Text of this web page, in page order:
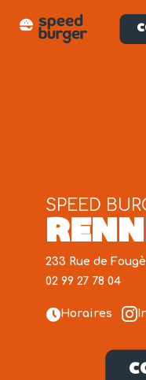
SPEED
233 Rue de
02 99 27 78 04
Horaires